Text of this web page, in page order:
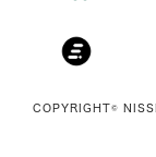
COPYRIGHT©